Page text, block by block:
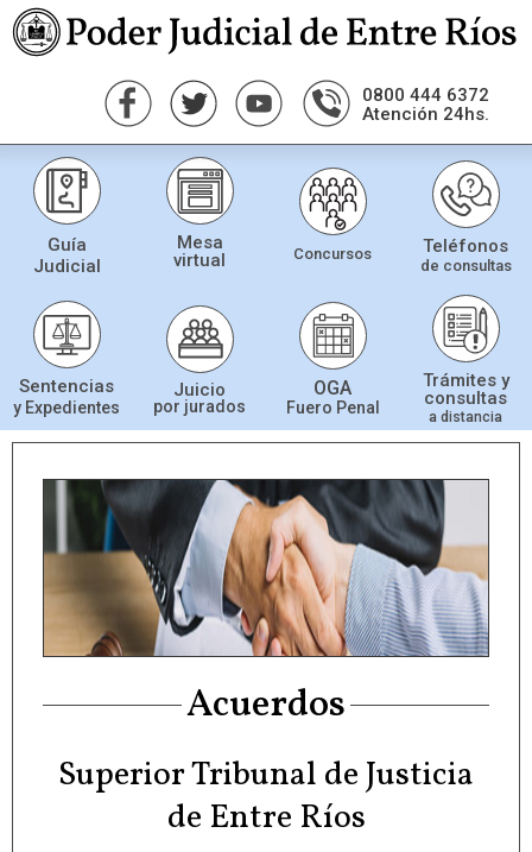
0800 444 6372
Atención 24hs.
Guía
Judicial
Mesa
virtual
Concursos Teléfonos
de consultas
Sentencias
y Expedientes
Juicio
por jurados
OGA
Fuero Penal
Trámites y
consultas
a distancia
Acuerdos
Superior Tribunal de Justicia
de Entre Ríos